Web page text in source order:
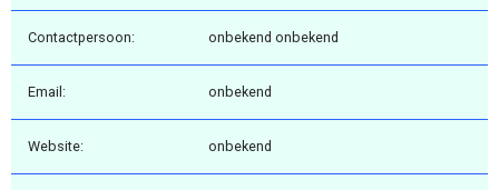
Contactpersoon: onbekend onbekend
Email: onbekend
Website: onbekend